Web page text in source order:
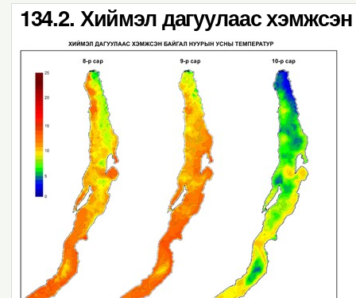
134.2. Хиймэл дагуулаас